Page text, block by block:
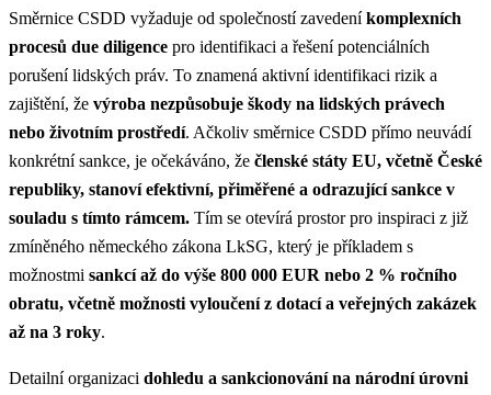
Směrnice CSDD vyžaduje od společností zavedeníkomplexních
procesů due diligence pro identifikaci a řešení potenciálních
porušení lidských práv. To znamená aktivní identifikaci rizik a
zajištění, že výroba nezpůsobuje škody na lidských právech
nebo životním prostředí. Ačkoliv směrnice CSDD přímo neuvádí
konkrétní sankce, je očekáváno, že členské státy EU, včetně České
republiky, stanoví efektivní, přiměřené a odrazující sankce v
souladu s tímto rámcem. Tím se otevírá prostor pro inspiraci z již
zmíněného německého zákona LkSG, který je příkladem s
možnostmi sankcí až do výše 800 000 EUR nebo 2 % ročního
obratu, včetně možnosti vyloučení z dotací a veřejných zakázek
až na 3 roky.
Detailní organizaci dohledu a sankcionování na národní úrovni